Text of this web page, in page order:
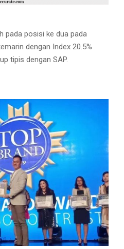
pada posisi ke dua pada
dengan Index 20.5%
tipis dengan SAP.